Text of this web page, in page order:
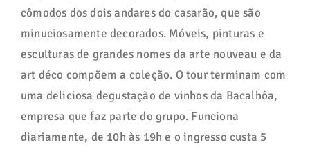
cômodos dos dois andares do casarão, que são
minuciosamente decorados. Móveis, pinturas e
esculturas de grandes nomes da arte nouveau e da
art déco compõem a coleção. O tour terminam com
uma deliciosa degustação de vinhos da Bacalhôa,
empresa que faz parte do grupo. Funciona
diariamente, de 10h às 19h e o ingresso custa 5